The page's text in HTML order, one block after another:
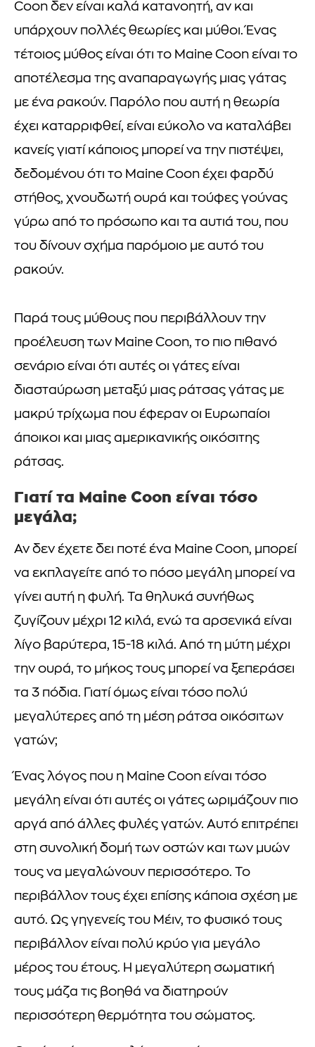
Coon δεν είναι καλά κατανοητή, αν και
υπάρχουν πολλές θεωρίες και μύθοι. Ένας
τέτοιος μύθος είναι ότι το Maine Coon είναι το
αποτέλεσμα της αναπαραγωγής μιας γάτας
με ένα ρακούν. Παρόλο που αυτή η θεωρία
έχει καταρριφθεί, είναι εύκολο να καταλάβει
κανείς γιατί κάποιος μπορεί να την πιστέψει,
δεδομένου ότι το Maine Coon έχει φαρδύ
στήθος, χνουδωτή ουρά και τούφες γούνας
γύρω από το πρόσωπο και τα αυτιά του, που
του δίνουν σχήμα παρόμοιο με αυτό του
ρακούν.
Παρά τους μύθους που περιβάλλουν την
προέλευση των Maine Coon, το πιο πιθανό
σενάριο είναι ότι αυτές οι γάτες είναι
διασταύρωση μεταξύ μιας ράτσας γάτας με
μακρύ τρίχωμα που έφεραν οι Ευρωπαίοι
άποικοι και μιας αμερικανικής οικόσιτης
ράτσας.
Γιατί τα Maine Coon είναι τόσο
μεγάλα;
Αν δεν έχετε δει ποτέ ένα Maine Coon, μπορεί
να εκπλαγείτε από το πόσο μεγάλη μπορεί να
γίνει αυτή η φυλή. Τα θηλυκά συνήθως
ζυγίζουν μέχρι 12 κιλά, ενώ τα αρσενικά είναι
λίγο βαρύτερα, 15-18 κιλά. Από τη μύτη μέχρι
την ουρά, το μήκος τους μπορεί να ξεπεράσει
τα 3 πόδια. Γιατί όμως είναι τόσο πολύ
μεγαλύτερες από τη μέση ράτσα οικόσιτων
γατών;
Ένας λόγος που η Maine Coon είναι τόσο
μεγάλη είναι ότι αυτές οι γάτες ωριμάζουν πιο
αργά από άλλες φυλές γατών. Αυτό επιτρέπει
στη συνολική δομή των οστών και των μυών
τους να μεγαλώνουν περισσότερο. Το
περιβάλλον τους έχει επίσης κάποια σχέση με
αυτό. Ως γηγενείς του Μέιν, το φυσικό τους
περιβάλλον είναι πολύ κρύο για μεγάλο
μέρος του έτους. Η μεγαλύτερη σωματική
τους μάζα τις βοηθά να διατηρούν
περισσότερη θερμότητα του σώματος.